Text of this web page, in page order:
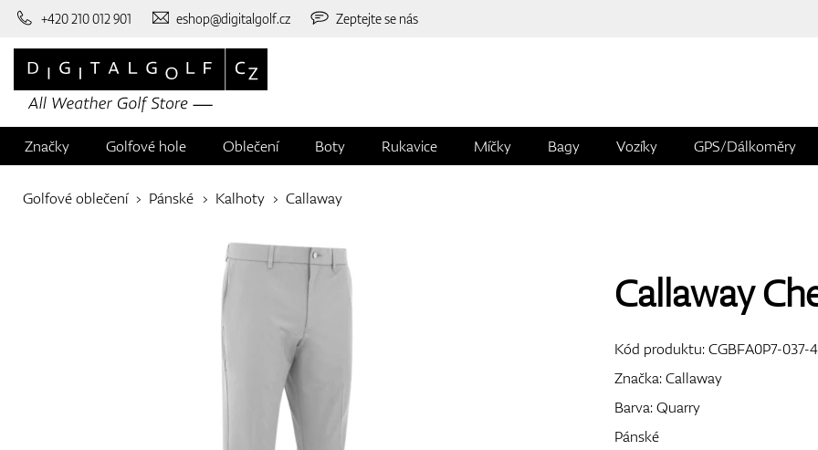
+420 210 012 901 eshop@digitalgolf.cz Zeptejte se nás
Značky Golfové hole Oblečení Boty Rukavice Míčky Bagy Vozíky GPS/Dálkoměry
Golfové oblečení Pánské Kalhoty Callaway
Callaway
Kód produktu:CGBFA0P7-037-
Značka:Callaway
Barva: Quarry
Pánské